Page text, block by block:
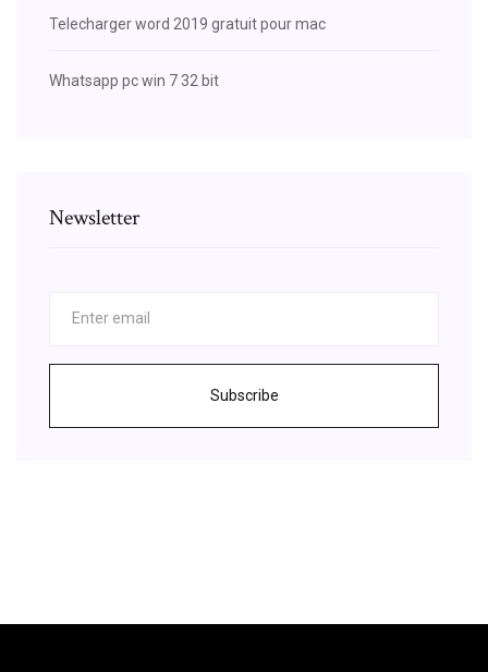
Telecharger word 2019 gratuit pour mac
Whatsapp pc win 7 32 bit
Newsletter
Subscribe